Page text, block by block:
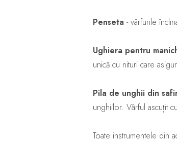
Penseta - vârfurile
Ughiera pentru
unică cu nituri care
Pila de unghii din
unghiilor. Vârful ascuțit
Toate instrumentele din